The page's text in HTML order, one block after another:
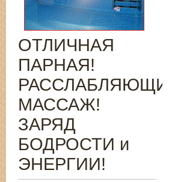
ОТЛИЧНАЯ
ПАРНАЯ!
РАССЛАБЛЯЮЩИЙ
МАССАЖ!
ЗАРЯД
БОДРОСТИ и
ЭНЕРГИИ!